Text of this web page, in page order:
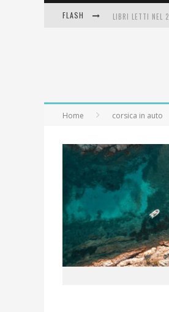
FLASH LIBRI LETTI NEL
Home corsica in auto